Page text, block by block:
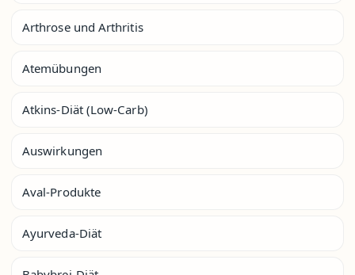
Arthrose und Arthritis
Atemübungen
Atkins-Diät (Low-Carb)
Auswirkungen
Aval-Produkte
Ayurveda-Diät